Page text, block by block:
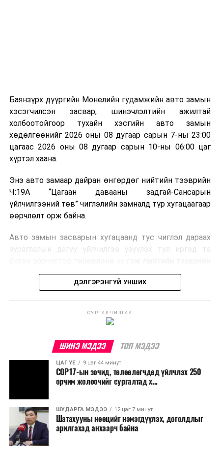
болон дулааны эрчим хүч үйлдвэрлэхэд ашиглаж
болдог. Зарим технологийн хувьд шаталтын дараа
үлдэх үнснээс фосфор зэрэг ашигт эрдсийг сэргээн
авах боломжтой аж.
Япон, Герман, Швейцар, Нидерланд, Өмнөд Солонгос
зэрэг улс лаг хатаах, шатаах технологийг ашиглаж
байна. Тухайлбал, Германд лаг шатаах үйлдвэрээс
гарсан үнснээс фосфор сэргээн авах технологи
ашигладаг бол Нидерландад төвлөрсөн лаг
боловсруулах үйлдвэрүүдээр дулаан, цахилгаан
Ийнхүү лаг хатаах, шатаах технологийг лагийн
улсад өргөн ашиглаж байна.
Баянзүрх дүүргийн Монелийн гудамжийн авто замын
хэсэгчилсэн засвар, шинэчлэлтийн ажилтай
холбоотойгоор тухайн хэсгийн авто замын
хөдөлгөөнийг 2026 оны 08 дугаар сарын 7-ны 23:00
цагаас 2026 оны 08 дугаар сарын 10-ны 06:00 цаг
хүртэл хаана.
Энэ авто замаар дайран өнгөрдөг нийтийн тээврийн
Ч:19А “Цагаан давааны задгай-Сансарын
үйлчилгээний төв” чиглэлийн замналд түр хугацаагаар
өөрчлөлт орж байна.
Авто замын засварын хугацаанд тус чиглэл дараах
зураглалын дагуу үйлчилгээ үзүүлэх тул иргэд та
бодлогын газраас мэдээллээ.
ДЭЛГЭРЭНГҮЙ УНШИХ
СУРТАЛЧИЛГАА
ШИНЭ МЭДЭЭ ТОП МЭДЭЭ
ЦАГ ҮЕ 9 цаг 44 минут
COP17-ын зочид, төлөөлөгчдөд үйлчлэх 250
орчим жолоочийг сургалтад х...
ШУДАРГА МЭДЭЭ 12 цаг 7 минут
Шатахууны нөөцийг нэмэгдүүлэх, доголдлыг
арилгахад анхаарч байна